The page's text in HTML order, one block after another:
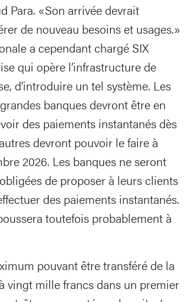
Para. «Son arrivée devrait
de nouveau besoins et usages.»
a cependant chargé SIX
qui opère l’infrastructure de
d’introduire un tel système. Les
banques devront être en
des paiements instantanés dès
devront pouvoir le faire à
2026. Les banques ne seront
de proposer à leurs clients
des paiements instantanés.
toutefois probablement à
pouvant être transféré de la
vingt mille francs dans un premier